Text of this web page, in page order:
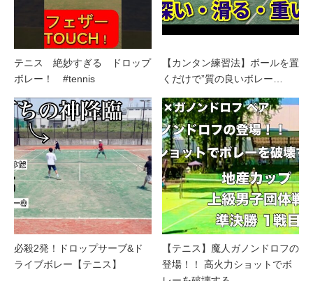
テニス 絶妙すぎる ドロップ
ボレー！ #tennis
【カンタン練習法】ボールを置
くだけで”質の良いボレー…
必殺2発！ドロップサーブ&ド
ライブボレー【テニス】
【テニス】魔人ガノンドロフの
登場！！ 高火力ショットでボ